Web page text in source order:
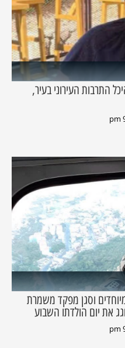
התרבות העירוני בעיר,
וסגן מפקד משמרת
את יום הולדתו השבוע